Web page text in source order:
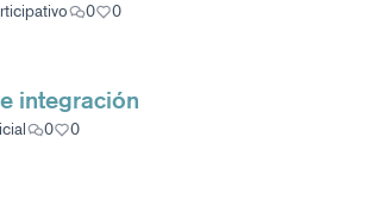
0 0
integración
0 0